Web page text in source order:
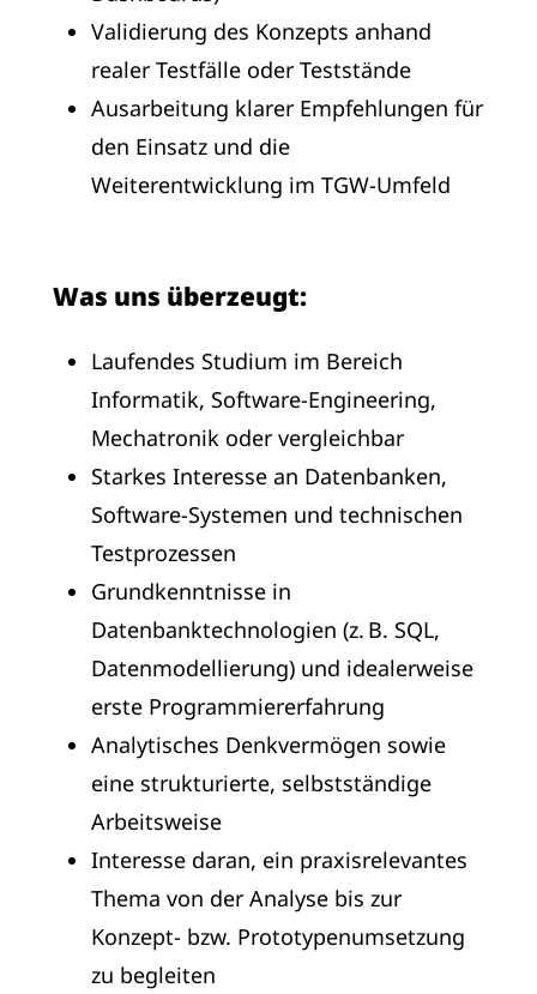
Validierung des Konzepts anhand
realer Testfälle oder Teststände
Ausarbeitung klarer Empfehlungen für
den Einsatz und die
Weiterentwicklung im TGW‑Umfeld
Was uns überzeugt:
Laufendes Studium im Bereich
Informatik, Software-Engineering,
Mechatronik oder vergleichbar
Starkes Interesse an Datenbanken,
Software‑Systemen und technischen
Testprozessen
Grundkenntnisse in
Datenbanktechnologien (z. B. SQL,
Datenmodellierung) und idealerweise
erste Programmiererfahrung
Analytisches Denkvermögen sowie
eine strukturierte, selbstständige
Arbeitsweise
Interesse daran, ein praxisrelevantes
Thema von der Analyse bis zur
Konzept- bzw. Prototypenumsetzung
zu begleiten